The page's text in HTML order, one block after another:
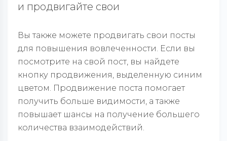
и продвигайте свои
Вы также можете продвигать свои посты
для повышения вовлеченности. Если вы
посмотрите на свой пост, вы найдете
кнопку продвижения, выделенную синим
цветом. Продвижение поста помогает
получить больше видимости, а также
повышает шансы на получение большего
количества взаимодействий.